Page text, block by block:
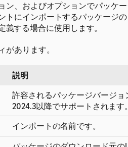
、およびオプションでパッケ
トにインポートするパッケージ
義する場合に使用します。
あります。
説明
許容されるパッケージバージョ
2024.3以降でサポートされます。
インポートの名前です。